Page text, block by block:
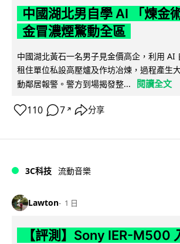
中國湖北男自學 AI 「煉金
金冒濃煙驚動全區
中國湖北黃石一名男子見金價高企，利用 AI
租住單位私設高壓爐及作坊冶煉，過程產生
動鄰居報警。警方到場揭發整...
閱讀全文
110 7 ↗ 分享
3C科技 流動音樂
Lawton 1 日
【評測】Sony IER-M500